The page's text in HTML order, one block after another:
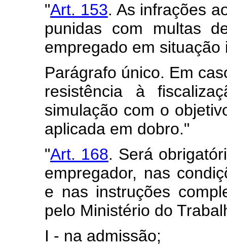
"Art. 153. As infrações
punidas com multas
empregado em situação
Parágrafo único. Em
resistência à
simulação com o
aplicada em dobro."
"Art. 168. Será
empregador, nas
e nas instruções
pelo Ministério do
I - na admissão;